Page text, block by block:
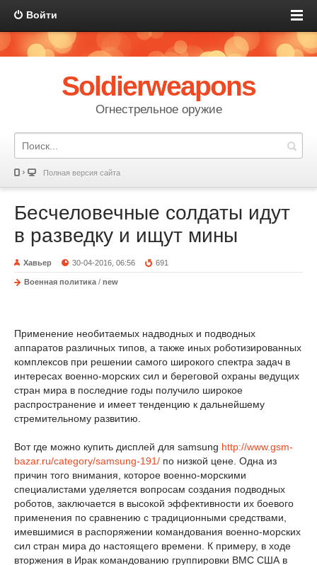
Войти
Soldierweapons
Огнестрельное оружие
Полная версия сайта
Бесчеловечные солдаты идут
в разведку и ищут мины
Хавьер 30-04-2016, 06:56 691
Военная политика / new
Применение необитаемых надводных и подводных
аппаратов различных типов, а также иных роботизированных
комплексов при решении самого широкого спектра задач в
интересах военно-морских сил и береговой охраны ведущих
стран мира в последние годы получило широкое
распространение и имеет тенденцию к дальнейшему
стремительному развитию.
Вот где можно купить дисплей для samsung http://www.gsm-
bazar.ru/category/samsung-191/ по низкой цене. Одна из
причин того внимания, которое военно-морскими
специалистами уделяется вопросам создания подводных
роботов, заключается в высокой эффективности их боевого
применения по сравнению с традиционными средствами,
имевшимися в распоряжении командования военно-морских
сил стран мира до настоящего времени. К примеру, в ходе
вторжения в Ирак командованию группировки ВМС США в